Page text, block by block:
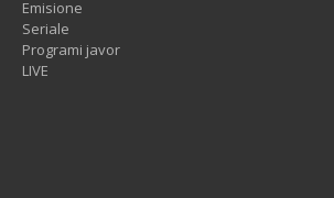
Emisione
Seriale
Programi javor
LIVE